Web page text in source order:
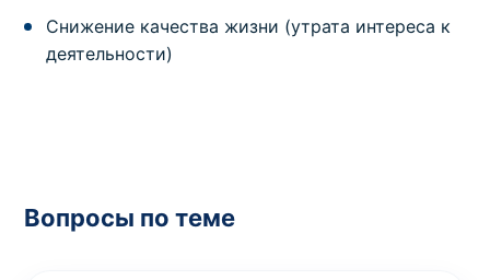
Снижение качества жизни (утрата интереса к
деятельности)
Вопросы по теме